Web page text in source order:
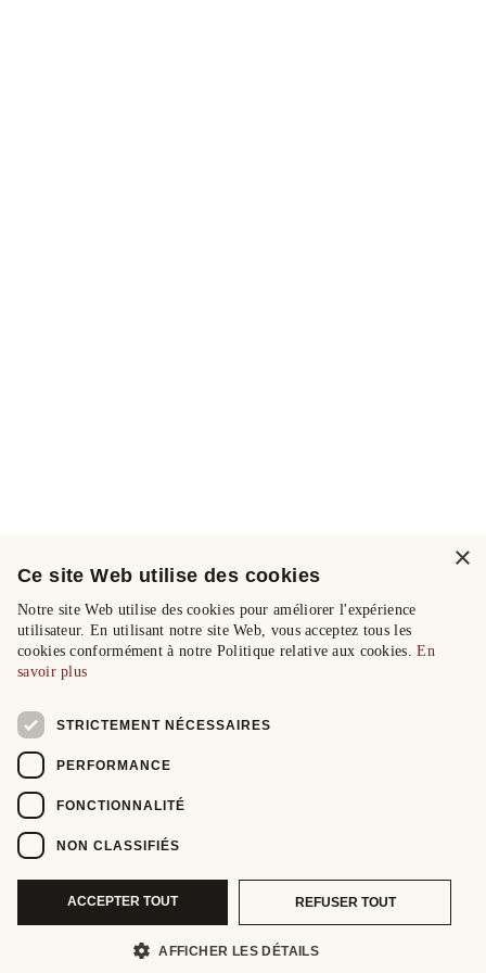
×
Ce site Web utilise des cookies
Notre site Web utilise des cookies pour améliorer l'expérience
utilisateur. En utilisant notre site Web, vous acceptez tous les
cookies conformément à notre Politique relative aux cookies.En
savoir plus
STRICTEMENT NÉCESSAIRES
PERFORMANCE
FONCTIONNALITÉ
NON CLASSIFIÉS
ACCEPTER TOUT REFUSER TOUT
AFFICHER LES DÉTAILS